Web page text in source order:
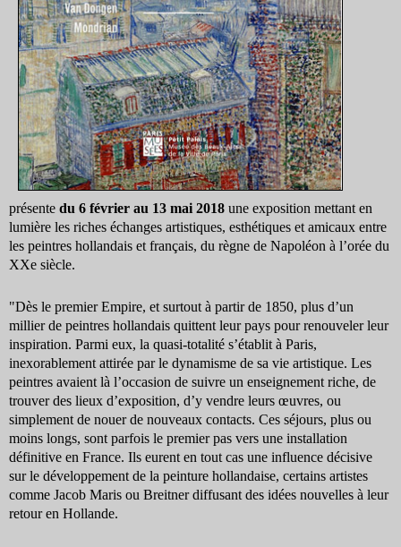
présente du 6 février au 13 mai 2018 une exposition mettant en
lumière les riches échanges artistiques, esthétiques et amicaux entre
les peintres hollandais et français, du règne de Napoléon à l’orée du
XXe siècle.
"Dès le premier Empire, et surtout à partir de 1850, plus d’un
millier de peintres hollandais quittent leur pays pour renouveler leur
inspiration. Parmi eux, la quasi-totalité s’établit à Paris,
inexorablement attirée par le dynamisme de sa vie artistique. Les
peintres avaient là l’occasion de suivre un enseignement riche, de
trouver des lieux d’exposition, d’y vendre leurs œuvres, ou
simplement de nouer de nouveaux contacts. Ces séjours, plus ou
moins longs, sont parfois le premier pas vers une installation
définitive en France. Ils eurent en tout cas une influence décisive
sur le développement de la peinture hollandaise, certains artistes
comme Jacob Maris ou Breitner diffusant des idées nouvelles à leur
retour en Hollande.